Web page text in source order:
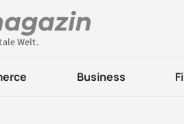
Welt.
Business